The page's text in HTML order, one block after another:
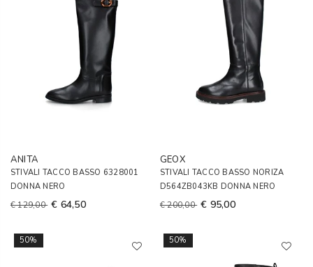
ANITA
STIVALI TACCO BASSO 6328001
DONNA NERO
€ 129,00 € 64,50
GEOX
STIVALI TACCO BASSO NORIZA
D564ZB043KB DONNA NERO
€ 200,00 € 95,00
50% 50%